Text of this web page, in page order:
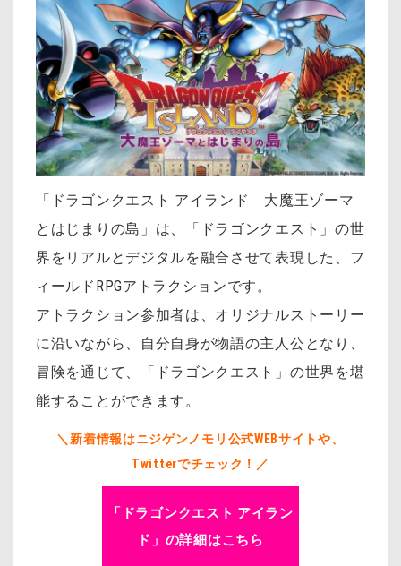
「ドラゴンクエスト アイランド 大魔王ゾーマ
とはじまりの島」は、「ドラゴンクエスト」の世
界をリアルとデジタルを融合させて表現した、フ
ィールドRPGアトラクションです。
アトラクション参加者は、オリジナルストーリー
に沿いながら、自分自身が物語の主人公となり、
冒険を通じて、「ドラゴンクエスト」の世界を堪
能することができます。
＼新着情報はニジゲンノモリ公式WEBサイトや、
Twitterでチェック！／
「ドラゴンクエスト アイラン
ド」の詳細はこちら